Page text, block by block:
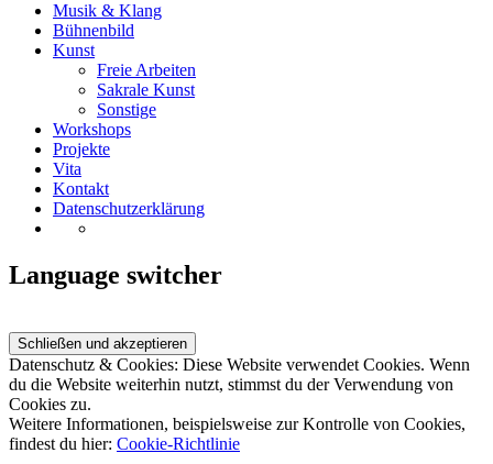
Musik & Klang
Bühnenbild
Kunst
Freie Arbeiten
Sakrale Kunst
Sonstige
Workshops
Projekte
Vita
Kontakt
Datenschutzerklärung
Language switcher
Datenschutz & Cookies: Diese Website verwendet Cookies. Wenn
du die Website weiterhin nutzt, stimmst du der Verwendung von
Cookies zu.
Weitere Informationen, beispielsweise zur Kontrolle von Cookies,
findest du hier: Cookie-Richtlinie